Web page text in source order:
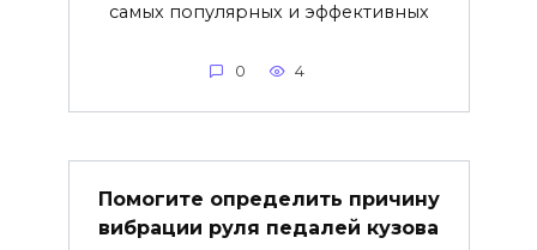
самых популярных и эффективных
0 4
Помогите определить причину
вибрации руля педалей кузова